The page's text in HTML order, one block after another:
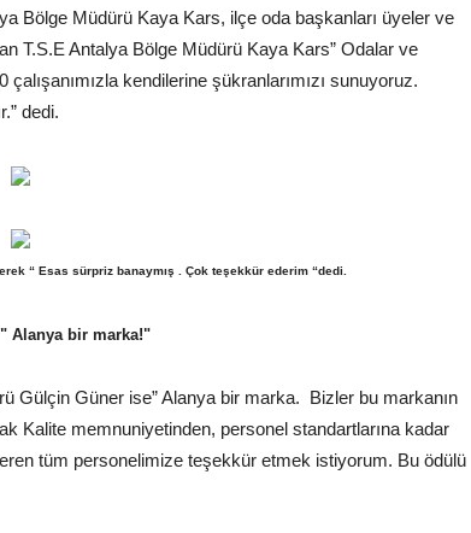
Bölge Müdürü Kaya Kars, ilçe oda başkanları üyeler ve
T.S.E Antalya Bölge Müdürü Kaya Kars” Odalar ve
kendilerine şükranlarımızı sunuyoruz.
dedi.
“ Esas sürpriz banaymış . Çok teşekkür ederim “dedi.
Alanya bir marka!"
Gülçin Güner ise” Alanya bir marka. Bizler bu markanın
Kalite memnuniyetinden, personel standartlarına kadar
tüm personelimize teşekkür etmek istiyorum. Bu ödülü